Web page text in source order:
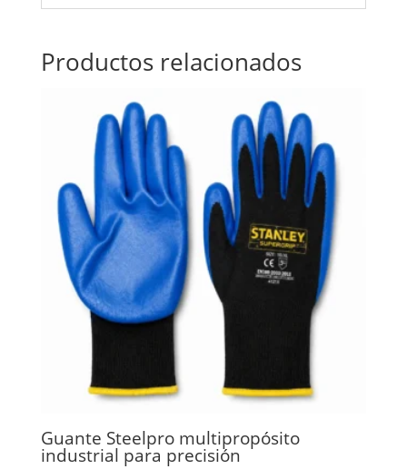
Productos relacionados
Guante Steelpro multipropósito
industrial para precisión